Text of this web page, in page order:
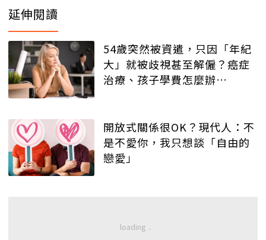
延伸閱讀
54歲突然被資遣，只因「年紀
大」就被歧視甚至解僱？癌症
治療、孩子學費怎麼辦…
開放式關係很OK？現代人：不
是不愛你，我只想談「自由的
戀愛」